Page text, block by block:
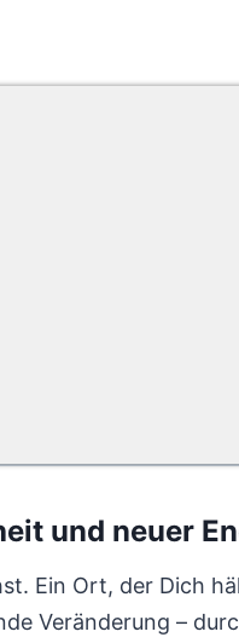
und neuer
Ein Ort, der Dich
Veränderung –